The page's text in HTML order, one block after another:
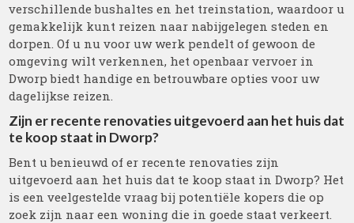
verschillende bushaltes en het treinstation, waardoor u
gemakkelijk kunt reizen naar nabijgelegen steden en
dorpen. Of u nu voor uw werk pendelt of gewoon de
omgeving wilt verkennen, het openbaar vervoer in
Dworp biedt handige en betrouwbare opties voor uw
dagelijkse reizen.
Zijn er recente renovaties uitgevoerd aan het huis dat
te koop staat in Dworp?
Bent u benieuwd of er recente renovaties zijn
uitgevoerd aan het huis dat te koop staat in Dworp? Het
is een veelgestelde vraag bij potentiële kopers die op
zoek zijn naar een woning die in goede staat verkeert.